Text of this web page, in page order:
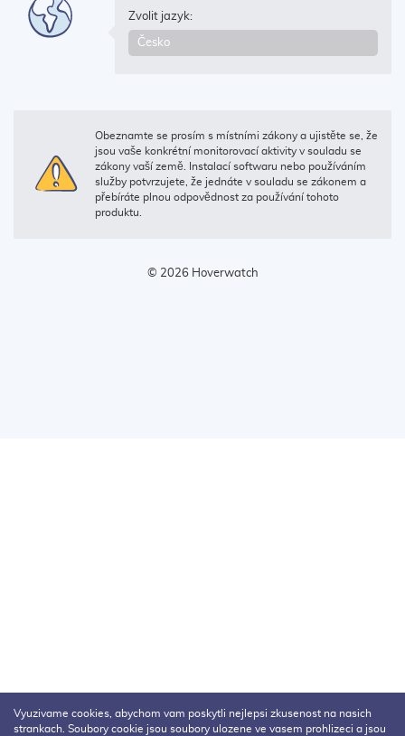
Zvolit jazyk:
Obeznamte se prosím s místními zákony a ujistěte se, že
jsou vaše konkrétní monitorovací aktivity v souladu se
zákony vaší země. Instalací softwaru nebo používáním
služby potvrzujete, že jednáte v souladu se zákonem a
přebíráte plnou odpovědnost za používání tohoto
produktu.
© 2026 Hoverwatch
Vyuzivame cookies, abychom vam poskytli nejlepsi zkusenost na nasich
strankach. Soubory cookie jsou soubory ulozene ve vasem prohlizeci a jsou